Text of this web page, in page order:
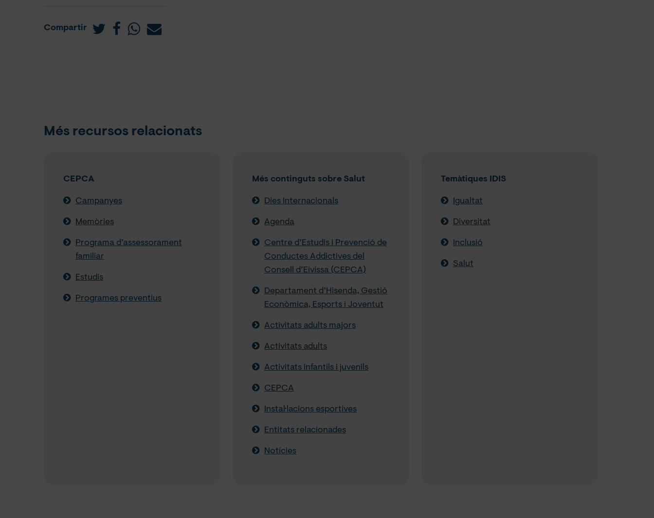
Compartir
Més recursos relacionats
CEPCA
Campanyes
Memòries
Programa d’assessorament
familiar
Estudis
Programes preventius
Més continguts sobre Salut
Dies Internacionals
Agenda
Centre d’Estudis i Prevenció de
Conductes Addictives del
Consell d’Eivissa (CEPCA)
Departament d’Hisenda, Gestió
Econòmica, Esports i Joventut
Activitats adults majors
Activitats adults
Activitats infantils i juvenils
CEPCA
Instal·lacions esportives
Entitats relacionades
Notícies
Temàtiques IDIS
Igualtat
Diversitat
Inclusió
Salut